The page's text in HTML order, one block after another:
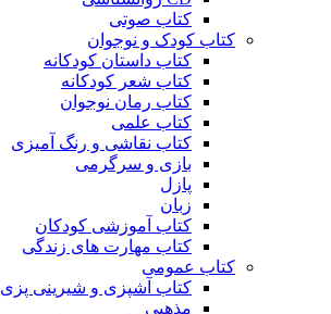
کتاب صوتی
کتاب کودک و نوجوان
کتاب داستان کودکانه
کتاب شعر کودکانه
کتاب رمان نوجوان
کتاب علمی
کتاب نقاشی و رنگ آمیزی
بازی و سرگرمی
پازل
زبان
کتاب آموزشی کودکان
کتاب مهارت های زندگی
کتاب عمومی
کتاب آشپزی و شیرینی پزی
مذهبی